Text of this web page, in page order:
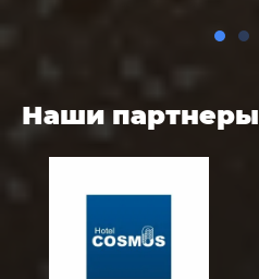
Наши партнеры